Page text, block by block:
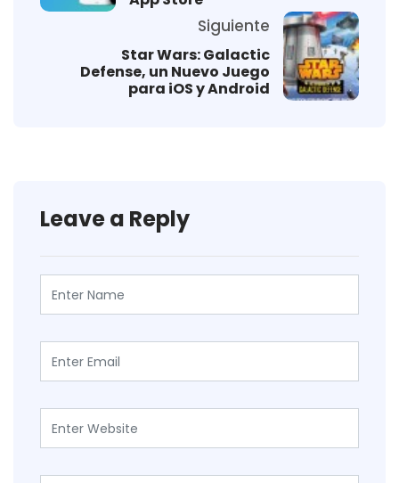
Siguiente
Star Wars: Galactic
Defense, un Nuevo Juego
para iOS y Android
Leave a Reply